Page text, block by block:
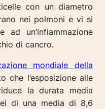
con un diametro
nei polmoni e vi si
ad un’infiammazione
di cancro.
mondiale della
che l’esposizione alle
la durata media
di una media di 8,6